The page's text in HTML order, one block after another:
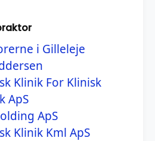
i Gilleleje
Klinik For Klinisk
ApS
ApS
Klinik Kml ApS